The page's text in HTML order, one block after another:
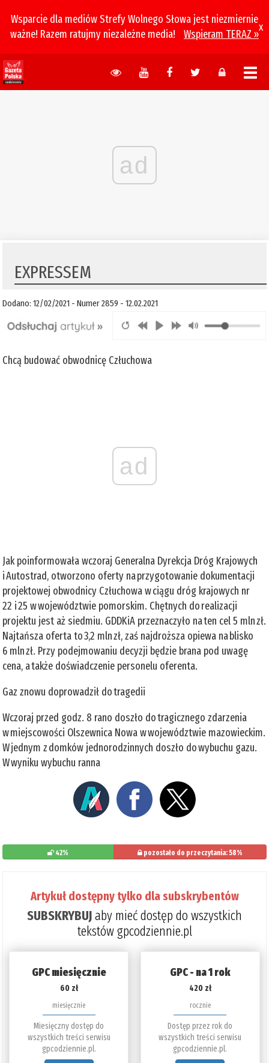
Wsparcie dla mediów Strefy Wolnego Słowa jest niezmiernie
ważne! Razem ratujmy niezależne media!
Wspieram TERAZ »
x
ad
EXPRESSEM
Dodano: 12/02/2021 - Numer 2859 - 12.02.2021
Chcą budować obwodnicę Człuchowa
ad
Jak poinformowała wczoraj Generalna Dyrekcja Dróg Krajowych
i Autostrad, otworzono oferty na przygotowanie dokumentacji
projektowej obwodnicy Człuchowa w ciągu dróg krajowych nr
22 i 25 w województwie pomorskim. Chętnych do realizacji
projektu jest aż siedmiu. GDDKiA przeznaczyło na ten cel 5 mln zł.
Najtańsza oferta to 3,2 mln zł, zaś najdroższa opiewa na blisko
6 mln zł. Przy podejmowaniu decyzji będzie brana pod uwagę
cena, a także doświadczenie personelu oferenta.
Gaz znowu doprowadził do tragedii
Wczoraj przed godz. 8 rano doszło do tragicznego zdarzenia
w miejscowości Olszewnica Nowa w województwie mazowieckim.
W jednym z domków jednorodzinnych doszło do wybuchu gazu.
W wyniku wybuchu ranna
42% pozostało do przeczytania: 58%
Artykuł dostępny tylko dla subskrybentów
SUBSKRYBUJaby mieć dostęp do wszystkich
tekstów gpcodziennie.pl
GPC miesięcznie
60 zł
miesięcznie
Miesięczny dostęp do
wszystkich treści serwisu
gpcodziennie.pl.
GPC - na 1 rok
420 zł
rocznie
Dostęp przez rok do
wszystkich treści serwisu
gpcodziennie.pl.